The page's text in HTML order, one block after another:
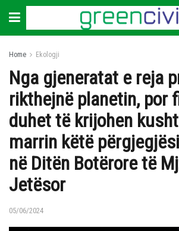
Home Ekologji
Nga gjeneratat e reja
rikthejnë planetin, por
duhet të krijohen
marrin këtë
në Ditën Botërore të
Jetësor
05/06/2024